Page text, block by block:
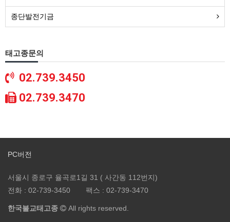
종단발전기금
태고종문의
02.739.3450
02.739.3470
PC버전
서울시 종로구 율곡로1길 31 ( 사간동 112번지)
전화 : 02-739-3450 팩스 : 02-739-3470
한국불교태고종 All rights reserved.